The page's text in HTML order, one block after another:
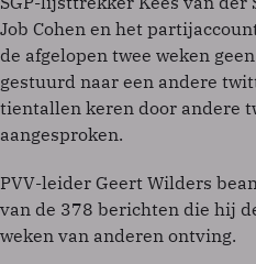
Job Cohen en het
de afgelopen twee weken
gestuurd naar een andere
tientallen keren door andere
aangesproken.
PVV-leider Geert Wilders
van de 378 berichten die hij
weken van anderen ontving.